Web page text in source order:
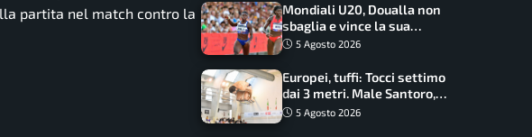
partita nel match contro la
Mondiali U20, Doualla non
sbaglia e vince la sua
batteria sui 100 metri:
5 Agosto 2026
Europei, tuffi: Tocci settimo
dai 3 metri. Male Santoro,
Wesemann si prende l’oro
5 Agosto 2026